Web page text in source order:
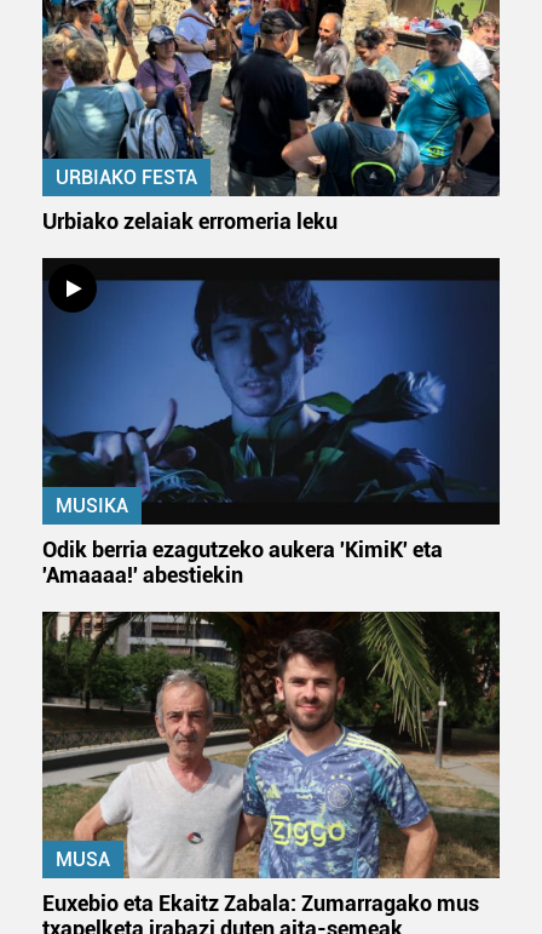
URBIAKO FESTA
Urbiako zelaiak erromeria leku
MUSIKA
Odik berria ezagutzeko aukera 'KimiK' eta
'Amaaaa!' abestiekin
MUSA
Euxebio eta Ekaitz Zabala: Zumarragako mus
txapelketa irabazi duten aita-semeak